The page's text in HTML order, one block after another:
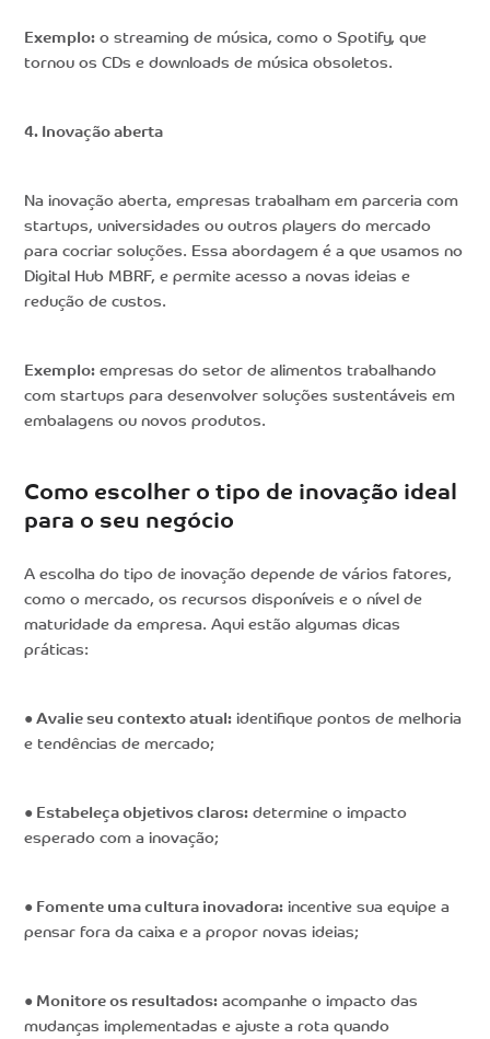
Exemplo: o streaming de música, como o Spotify, que
tornou os CDs e downloads de música obsoletos.
4. Inovação aberta
Na inovação aberta, empresas trabalham em parceria com
startups, universidades ou outros players do mercado
para cocriar soluções. Essa abordagem é a que usamos no
Digital Hub MBRF, e permite acesso a novas ideias e
redução de custos.
Exemplo: empresas do setor de alimentos trabalhando
com startups para desenvolver soluções sustentáveis em
embalagens ou novos produtos.
Como escolher o tipo de inovação ideal
para o seu negócio
A escolha do tipo de inovação depende de vários fatores,
como o mercado, os recursos disponíveis e o nível de
maturidade da empresa. Aqui estão algumas dicas
práticas:
● Avalie seu contexto atual: identifique pontos de melhoria
e tendências de mercado;
● Estabeleça objetivos claros: determine o impacto
esperado com a inovação;
● Fomente uma cultura inovadora: incentive sua equipe a
pensar fora da caixa e a propor novas ideias;
● Monitore os resultados: acompanhe o impacto das
mudanças implementadas e ajuste a rota quando